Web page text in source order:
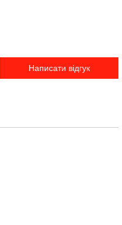
Написати відгук